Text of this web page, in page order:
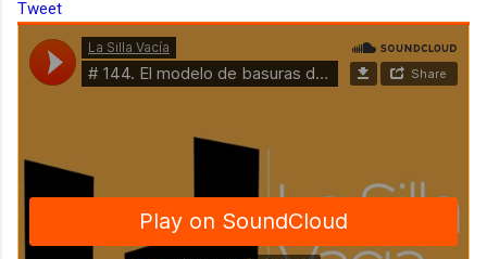
Tweet